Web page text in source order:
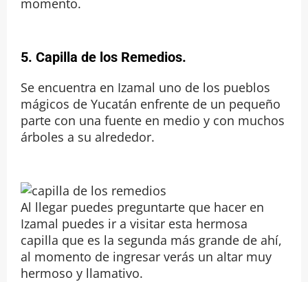
5. Capilla de los Remedios.
Se encuentra en Izamal uno de los pueblos
mágicos de Yucatán enfrente de un pequeño
parte con una fuente en medio y con muchos
árboles a su alrededor.
Al llegar puedes preguntarte que hacer en
Izamal puedes ir a visitar esta hermosa
capilla que es la segunda más grande de ahí,
al momento de ingresar verás un altar muy
hermoso y llamativo.